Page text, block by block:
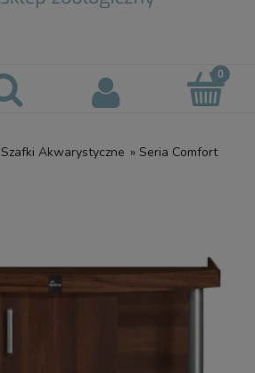
Szafki Akwarystyczne » Seria Comfort